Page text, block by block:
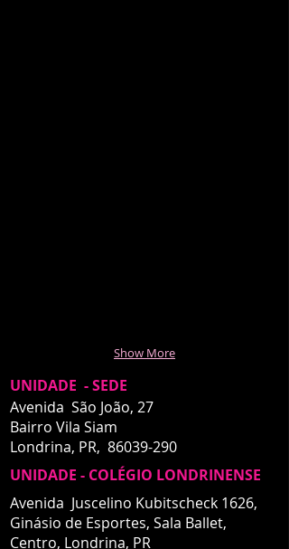
Show More
Avenida São João, 27
Bairro Vila Siam
Londrina, PR, 86039-290
UNIDADE - SEDE
UNIDADE - COLÉGIO LONDRINENSE
Avenida Juscelino Kubitscheck 1626,
Ginásio de Esportes, Sala Ballet,
Centro, Londrina, PR